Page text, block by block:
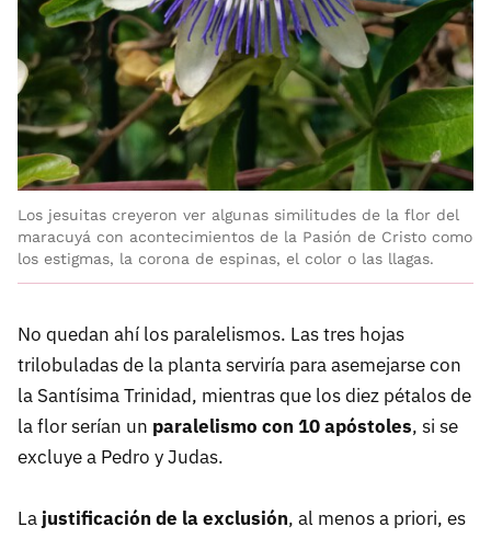
Los jesuitas creyeron ver algunas similitudes de la flor del
maracuyá con acontecimientos de la Pasión de Cristo como
los estigmas, la corona de espinas, el color o las llagas.
No quedan ahí los paralelismos. Las tres hojas
trilobuladas de la planta serviría para asemejarse con
la Santísima Trinidad, mientras que los diez pétalos de
la flor serían un paralelismo con 10 apóstoles, si se
excluye a Pedro y Judas.
La justificación de la exclusión, al menos a priori, es